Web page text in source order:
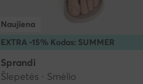
EXTRA -15% Kodas: SUMMER
Naujiena
Sprandi
Šlepetės · Smėlio